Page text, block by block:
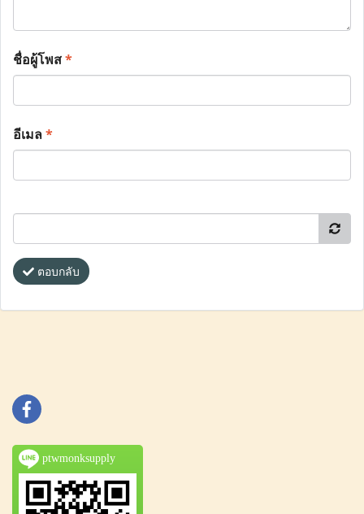
ชื่อผู้โพส*
อีเมล*
ตอบกลับ
ptwmonksupply